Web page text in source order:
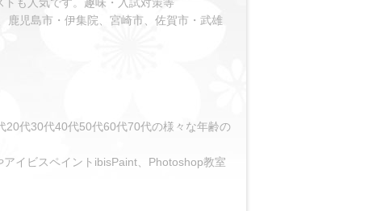
鹿児島市・伊集院、宮崎市、佐賀市・武雄
20代30代40代50代60代70代の様々な年齢の
イビスペイントibisPaint、Photoshop教室